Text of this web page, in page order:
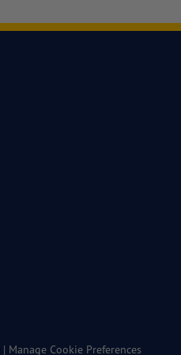
| Manage Cookie Preferences